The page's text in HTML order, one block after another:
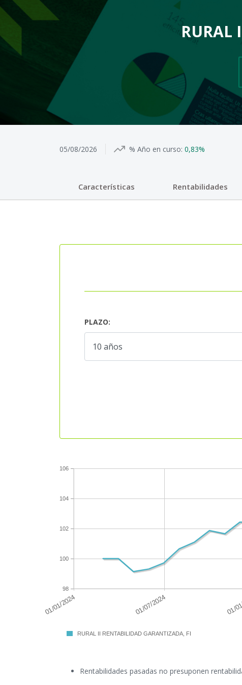
RURAL
05/08/2026 % Año en curso: 0,83%
Características Rentabilidades
PLAZO:
98
100
102
104
106
RURAL II RENTABILIDAD GARANTIZADA, FI
Rentabilidades pasadas no presuponen